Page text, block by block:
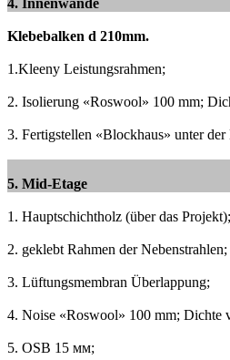
Klebebalken d 210mm.
1.Kleeny Leistungsrahmen;
2. Isolierung «Roswool» 100 mm;
3. Fertigstellen «Blockhaus» unter
5. Mid-Etage
1. Hauptschichtholz (über das Projekt);
2. geklebt Rahmen der Nebenstrahlen;
3. Lüftungsmembran Überlappung;
4. Noise «Roswool» 100 mm; Dichte
5. OSB 15 мм;